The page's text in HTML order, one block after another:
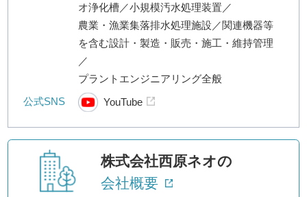
オ浄化槽／小規模汚水処理装置／
農業・漁業集落排水処理施設／関連機器等
を含む設計・製造・販売・施工・維持管理
／
プラントエンジニアリング全般
公式SNS
YouTube
株式会社西原ネオの
会社概要